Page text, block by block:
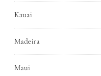
Kauai
Madeira
Maui